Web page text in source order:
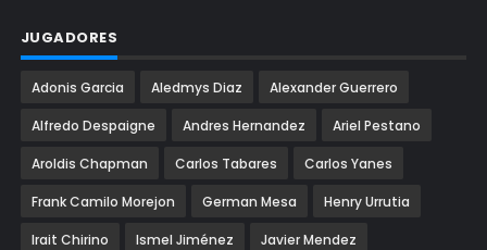
JUGADORES
Adonis Garcia Aledmys Diaz Alexander Guerrero
Alfredo Despaigne Andres Hernandez Ariel Pestano
Aroldis Chapman Carlos Tabares Carlos Yanes
Frank Camilo Morejon German Mesa Henry Urrutia
Irait Chirino Ismel Jiménez Javier Mendez